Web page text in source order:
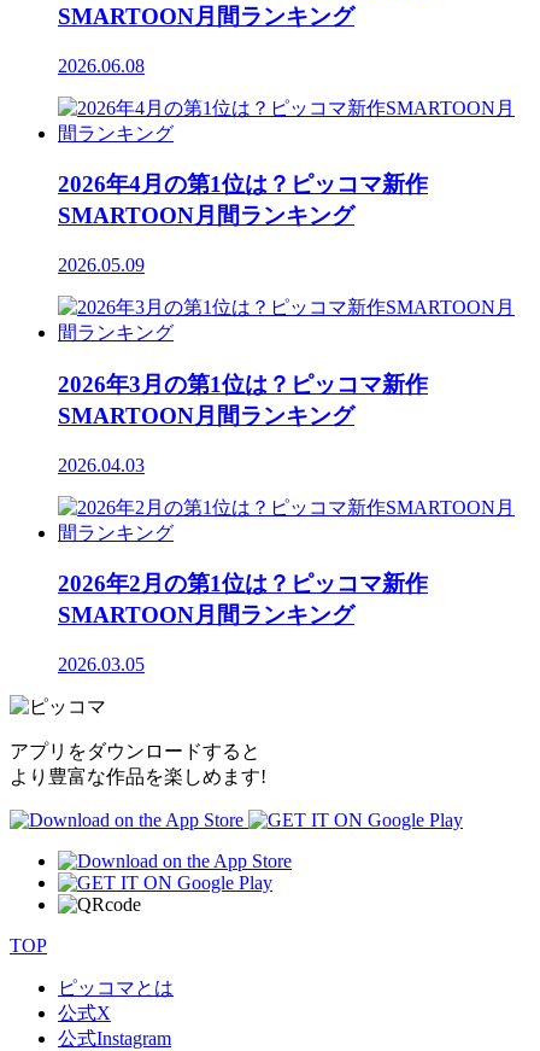
SMARTOON月間ランキング
2026.06.08
2026年4月の第1位は？ピッコマ新作
SMARTOON月間ランキング
2026.05.09
2026年3月の第1位は？ピッコマ新作
SMARTOON月間ランキング
2026.04.03
2026年2月の第1位は？ピッコマ新作
SMARTOON月間ランキング
2026.03.05
アプリをダウンロードすると
より豊富な作品を楽しめます!
TOP
ピッコマとは
公式X
公式Instagram